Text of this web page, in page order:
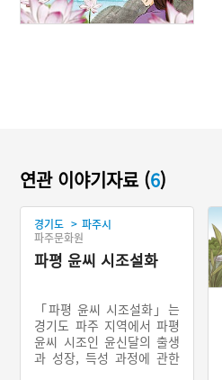
연관 이야기자료 (6)
경기도 > 파주시
파주문화원
파평 윤씨 시조설화
「파평 윤씨 시조설화」는
경기도 파주 지역에서 파평
윤씨 시조인 윤신달의 출생
과 성장, 득성 과정에 관한